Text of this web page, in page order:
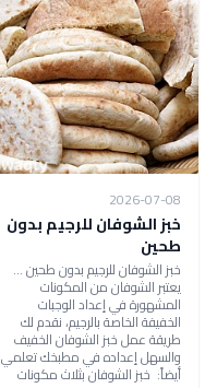
2026-07-08
خبز الشوفان للرجيم بدون
طحين
خبز الشوفان للرجيم بدون طحين ...
يعتبر الشوفان من المكونات
المشهورة في إعداد الوجبات
الخفيفة الخاصة بالرجيم، نقدم لك
طريقة عمل خبز الشوفان الخفيف
والسهل إعداده في مطبخك تعلمي
أيضاً: خبز الشوفان بثلاث مكونات